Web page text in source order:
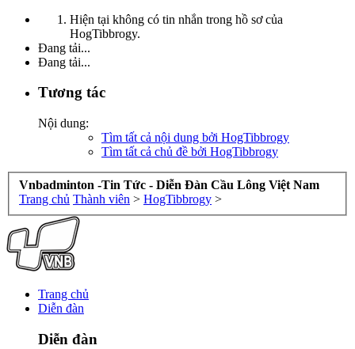
Hiện tại không có tin nhắn trong hồ sơ của
HogTibbrogy.
Đang tải...
Đang tải...
Tương tác
Nội dung:
Tìm tất cả nội dung bởi HogTibbrogy
Tìm tất cả chủ đề bởi HogTibbrogy
Vnbadminton -Tin Tức - Diễn Đàn Cầu Lông Việt Nam
Trang chủ Thành viên > HogTibbrogy >
Trang chủ
Diễn đàn
Diễn đàn